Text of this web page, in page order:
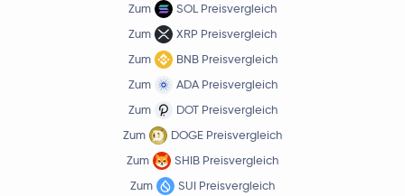
Zum
SOL Preisvergleich
Zum
XRP Preisvergleich
Zum
BNB Preisvergleich
Zum
ADA Preisvergleich
Zum
DOT Preisvergleich
Zum
DOGE Preisvergleich
Zum
SHIB Preisvergleich
Zum
SUI Preisvergleich